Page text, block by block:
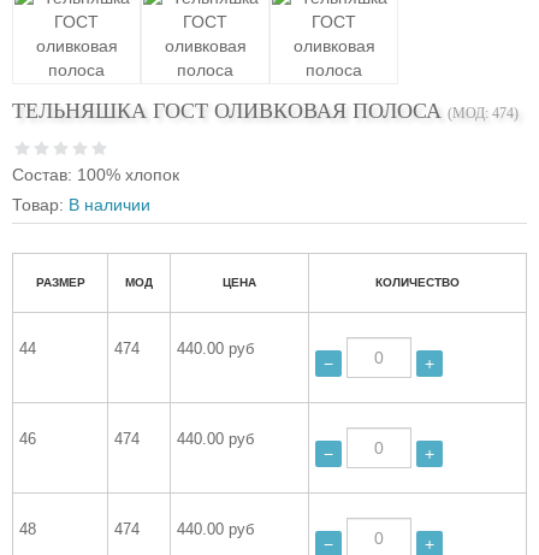
ТЕЛЬНЯШКА ГОСТ ОЛИВКОВАЯ ПОЛОСА (МОД: 474)
Состав: 100% хлопок
Товар: В наличии
РАЗМЕР МОД ЦЕНА КОЛИЧЕСТВО
44 474 440.00 руб
− +
46 474 440.00 руб
− +
48 474 440.00 руб
− +